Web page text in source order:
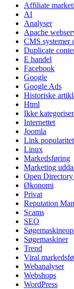
Affiliate
AI
Analyser
Apache
CMS systemer
Duplicate
E handel
Facebook
Google
Google Ads
Historiske
Html
Ikke
Internettet
Joomla
Link popularitet
Linux
Markedsføring
Marketing
Open
Økonomi
Privat
Reputation
Scams
SEO
Søgemaskiner
Trend
Viral
Webanalyser
Webshops
WordPress